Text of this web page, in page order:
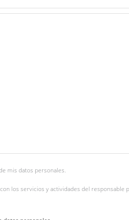
mis datos personales.
los servicios y actividades del responsable